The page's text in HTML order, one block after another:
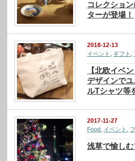
コレクショ
ターが登場！
2018-12-13
イベント , ギフト ,
【北欧イベ
デザインで
ルTシャツ等
2017-11-27
Food , イベント ,
浅草で愉し